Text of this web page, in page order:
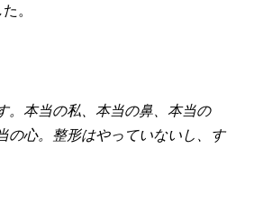
。
。本当の私、本当の鼻、本当の
の心。整形はやっていないし、す